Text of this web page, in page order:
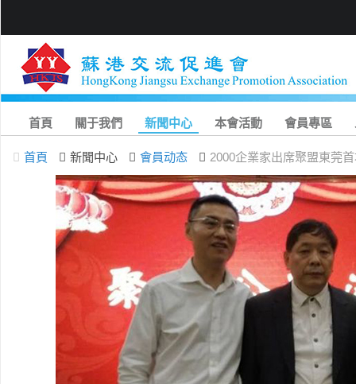
首頁 關于我們 新聞中心 本會活動 會員專區
首頁 新聞中心 會員动态 2000企業家出席聚盟東莞